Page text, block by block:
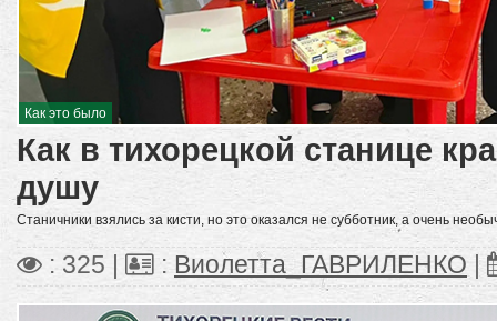
Как это было
Как в тихорецкой станице
душу
Станичники взялись за кисти, но это оказался не субботник, а очень
: 325 | : Виолетта_ГАВРИЛЕНКО |